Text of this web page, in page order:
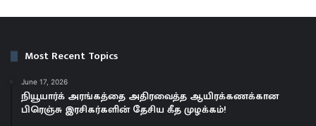
Most Recent Topics
June 17, 2026
நியூயார்க் அரங்கத்தை அதிரவைத்த ஆயிரக்கணக்கான
பிரெஞ்சு இரசிகர்களின் தேசிய கீத முழக்கம்!